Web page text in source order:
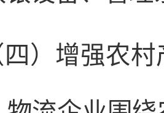
四）增强农